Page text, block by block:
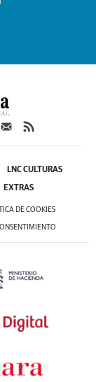
LNC CULTURAS
EXTRAS
DE COOKIES